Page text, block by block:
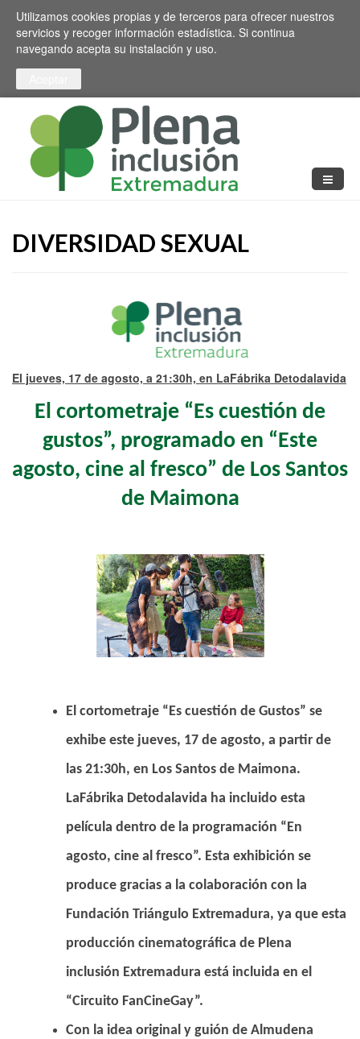
Pasar al contenido principal
Toggle high contrast
Utilizamos cookies propias y de terceros para ofrecer nuestros
servicios y recoger información estadística. Si continua
navegando acepta su instalación y uso.
DIVERSIDAD SEXUAL
El jueves, 17 de agosto, a 21:30h, en LaFábrika Detodalavida
El cortometraje “Es cuestión de
gustos”, programado en “Este
agosto, cine al fresco” de Los Santos
de Maimona
El cortometraje “Es cuestión de Gustos” se
exhibe este jueves, 17 de agosto, a partir de
las 21:30h, en Los Santos de Maimona.
LaFábrika Detodalavida ha incluido esta
película dentro de la programación “En
agosto, cine al fresco”. Esta exhibición se
produce gracias a la colaboración con la
Fundación Triángulo Extremadura, ya que esta
producción cinematográfica de Plena
inclusión Extremadura está incluida en el
“Circuito FanCineGay”.
Con la idea original y guión de Almudena